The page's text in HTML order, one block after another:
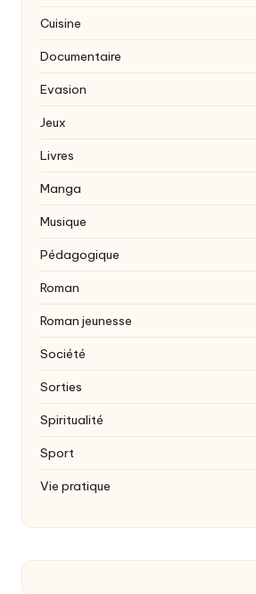
Cuisine
Documentaire
Evasion
Jeux
Livres
Manga
Musique
Pédagogique
Roman
Roman jeunesse
Société
Sorties
Spiritualité
Sport
Vie pratique